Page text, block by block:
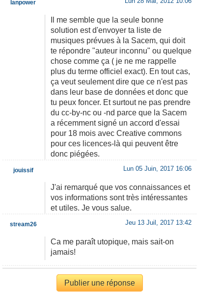
Il me semble que la seule bonne
solution est d'envoyer ta liste de
musiques prévues à la Sacem, qui doit
te répondre "auteur inconnu" ou quelque
chose comme ça ( je ne me rappelle
plus du terme officiel exact). En tout cas,
ça veut seulement dire que ce n'est pas
dans leur base de données et donc que
tu peux foncer. Et surtout ne pas prendre
du cc-by-nc ou -nd parce que la Sacem
a récemment signé un accord d'essai
pour 18 mois avec Creative commons
pour ces licences-là qui peuvent être
donc piégées.
lanpower
Lun 05 Juin, 2017 16:06
J'ai remarqué que vos connaissances et
vos informations sont très intéressantes
et utiles. Je vous salue.
jouissif
Jeu 13 Juil, 2017 13:42
Ca me paraît utopique, mais sait-on
jamais!
stream26
Publier une réponse